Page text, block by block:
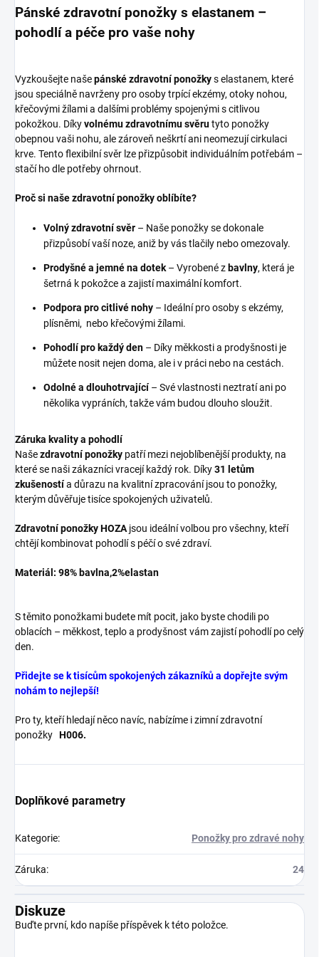
Pánské zdravotní ponožky s elastanem –
pohodlí a péče pro vaše nohy
Vyzkoušejte našepánské zdravotní ponožkys elastanem, které
jsou speciálně navrženy pro osoby trpící ekzémy, otoky nohou,
křečovými žílami a dalšími problémy spojenými s citlivou
pokožkou. Díkyvolnému zdravotnímu svěrutyto ponožky
obepnou vaši nohu, ale zároveň neškrtí ani neomezují cirkulaci
krve. Tento flexibilní svěr lze přizpůsobit individuálním potřebám –
stačí ho dle potřeby ohrnout.
Proč si naše zdravotní ponožky oblíbíte?
Volný zdravotní svěr – Naše ponožky se dokonale
přizpůsobí vaší noze, aniž by vás tlačily nebo omezovaly.
Prodyšné a jemné na dotek – Vyrobené z bavlny, která je
šetrná k pokožce a zajistí maximální komfort.
Podpora pro citlivé nohy – Ideální pro osoby s ekzémy,
plísněmi, nebo křečovými žílami.
Pohodlí pro každý den – Díky měkkosti a prodyšnosti je
můžete nosit nejen doma, ale i v práci nebo na cestách.
Odolné a dlouhotrvající – Své vlastnosti neztratí ani po
několika vypráních, takže vám budou dlouho sloužit.
Záruka kvality a pohodlí
Našezdravotní ponožky patří mezi nejoblíbenější produkty, na
které se naši zákazníci vracejí každý rok. Díky31 letům
zkušenostía důrazu na kvalitní zpracování jsou to ponožky,
kterým důvěřuje tisíce spokojených uživatelů.
Zdravotní ponožky HOZA jsou ideální volbou pro všechny, kteří
chtějí kombinovat pohodlí s péčí o své zdraví.
Materiál: 98% bavlna,2%elastan
S těmito ponožkami budete mít pocit, jako byste chodili po
oblacích – měkkost, teplo a prodyšnost vám zajistí pohodlí po celý
den.
Přidejte se k tisícům spokojených zákazníků a dopřejte svým
nohám to nejlepší!
Pro ty, kteří hledají něco navíc, nabízíme i zimní zdravotní
ponožky H006.
Doplňkové parametry
Kategorie: Ponožky pro zdravé nohy
Záruka: 24
Diskuze
Buďte první, kdo napíše příspěvek k této položce.